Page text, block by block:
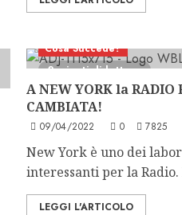
2 minuti di lettura
Cosa Succede?
A NEW YORK la RADIO
CAMBIATA!
09/04/2022 0 7825
New York è uno dei
interessanti per la Radio.
LEGGI L'ARTICOLO